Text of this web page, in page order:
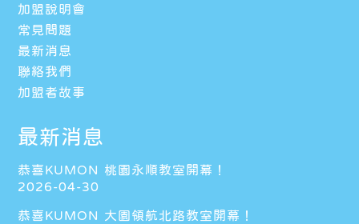
加盟說明會
常見問題
最新消息
聯絡我們
加盟者故事
最新消息
恭喜KUMON 桃園永順教室開幕！
2026-04-30
恭喜KUMON 大園領航北路教室開幕！